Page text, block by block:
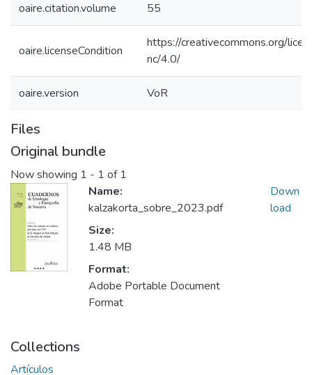
oaire.citation.volume 55
oaire.licenseCondition
https://creativecommons.org/
nc/4.0/
oaire.version VoR
Files
Original bundle
Now showing 1 - 1 of 1
Name:
kalzakorta_sobre_2023.pdf
Size:
1.48 MB
Format:
Adobe Portable Document
Format
Down
load
Collections
Artículos